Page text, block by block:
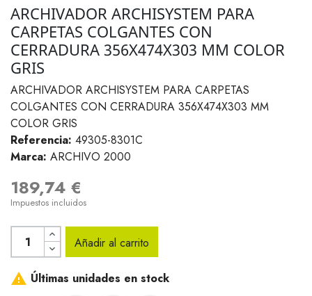
ARCHIVADOR ARCHISYSTEM PARA
CARPETAS COLGANTES CON
CERRADURA 356X474X303 MM COLOR
GRIS
ARCHIVADOR ARCHISYSTEM PARA CARPETAS
COLGANTES CON CERRADURA 356X474X303 MM
COLOR GRIS
Referencia: 49305-8301C
Marca: ARCHIVO 2000
189,74 €
Impuestos incluidos
Añadir al carrito
 Últimas unidades en stock